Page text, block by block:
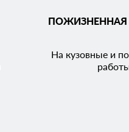
ПОЖИЗНЕННАЯ
На кузовные и